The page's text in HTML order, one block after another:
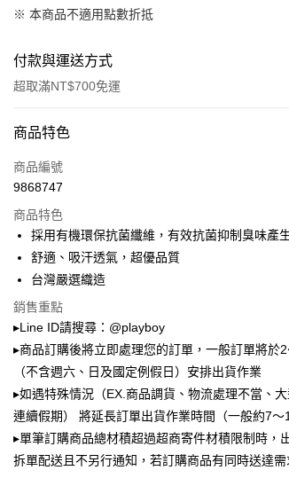
※ 本商品不適用點數折抵
付款與運送方式
超取滿NT$700免運
付款方式
信用卡一次付款
LINE Pay
Apple Pay
Google Pay
相關說明
【大哥付你分期使用說明】
1.本服務由台灣大哥大提供，台灣大哥大用戶可立即使用
2.付款方式選擇「大哥付你分期」，訂單成立後會自動跳
流程，驗證手機門號後，選擇欲分期的期數、繳款截止
完成交易。
ATM付款
運送方式
商品特色
商品編號
9868747
商品特色
採用有機環保抗菌纖維，有效抗菌抑制臭味產
舒適、吸汗透氣，超優品質
台灣嚴選織造
銷售重點
▸Line ID請搜尋：@playboy
▸商品訂購後將立即處理您的訂單，一般訂單將於
（不含週六、日及國定例假日）安排出貨作業
▸如遇特殊情況（EX.商品調貨、物流處理不當、
連續假期） 將延長訂單出貨作業時間（一般約7～
▸單筆訂購商品總材積超過超商寄件材積限制時，
拆單配送且不另行通知，若訂購商品有同時送達